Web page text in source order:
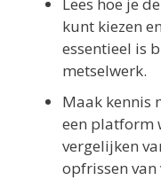
kunt kiezen
essentieel is
metselwerk.
Maak kennis
een platform
vergelijken
opfrissen van